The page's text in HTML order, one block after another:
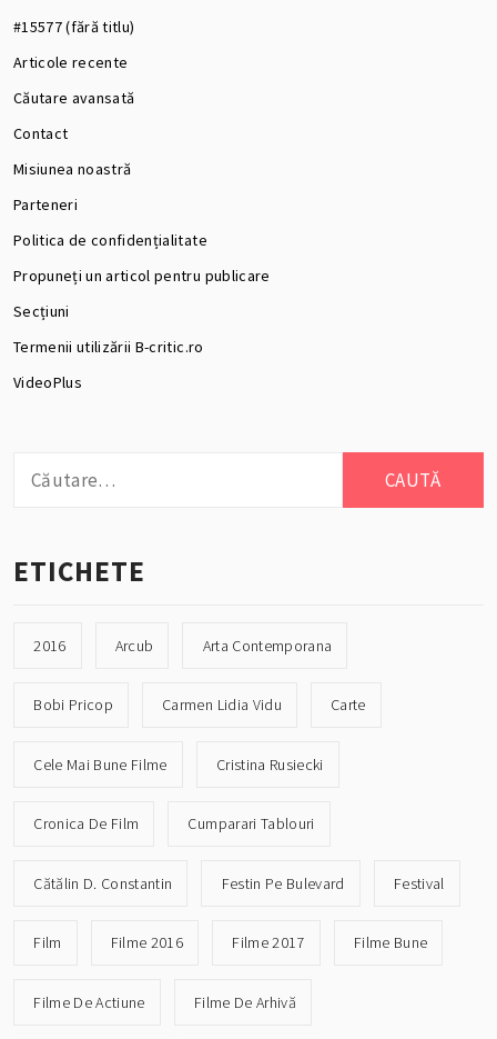
#15577 (fără titlu)
Articole recente
Căutare avansată
Contact
Misiunea noastră
Parteneri
Politica de confidențialitate
Propuneți un articol pentru publicare
Secțiuni
Termenii utilizării B-critic.ro
VideoPlus
după:
ETICHETE
2016 Arcub Arta Contemporana
Bobi Pricop Carmen Lidia Vidu Carte
Cele Mai Bune Filme Cristina Rusiecki
Cronica De Film Cumparari Tablouri
Cătălin D. Constantin Festin Pe Bulevard Festival
Film Filme 2016 Filme 2017 Filme Bune
Filme De Actiune Filme De Arhivă